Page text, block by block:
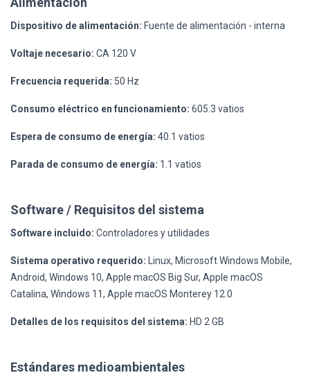
Dispositivo de alimentación: Fuente de alimentación - interna
Voltaje necesario: CA 120 V
Frecuencia requerida: 50 Hz
Consumo eléctrico en funcionamiento: 605.3 vatios
Espera de consumo de energía: 40.1 vatios
Parada de consumo de energía: 1.1 vatios
Software / Requisitos del sistema
Software incluido: Controladores y utilidades
Sistema operativo requerido: Linux, Microsoft Windows Mobile,
Android, Windows 10, Apple macOS Big Sur, Apple macOS
Catalina, Windows 11, Apple macOS Monterey 12.0
Detalles de los requisitos del sistema: HD 2 GB
Estándares medioambientales